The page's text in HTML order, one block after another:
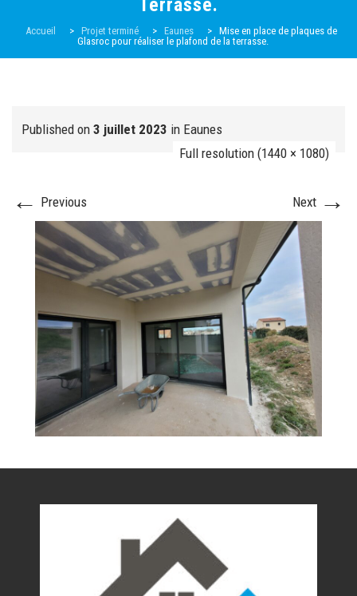
Nos prestations
FAQ
Nos réalisations
Terrasse.
Accueil > Projet terminé > Eaunes > Mise en place de plaques de
Glasroc pour réaliser le plafond de la terrasse.
Published on 3 juillet 2023 in Eaunes
Full resolution (1440 × 1080)
← Previous Next →